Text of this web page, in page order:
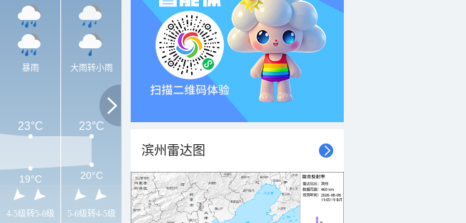
暴雨
4-5级转5-6级
大雨转小雨
5-6级转4-5级
23°C 23°C
19°C 20°C
滨州雷达图